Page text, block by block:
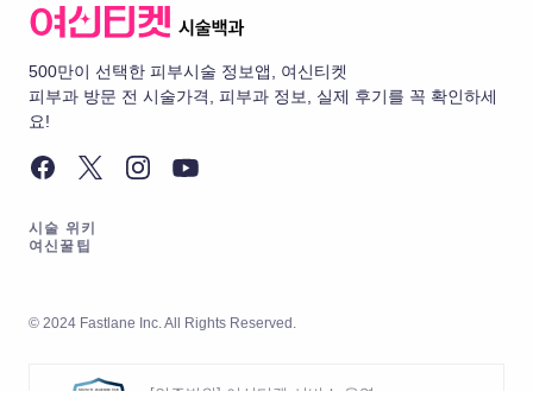
500만이 선택한 피부시술 정보앱, 여신티켓
피부과 방문 전 시술가격, 피부과 정보, 실제 후기를 꼭 확인하세
요!
시술 위키
여신꿀팁
© 2024 Fastlane Inc. All Rights Reserved.
[인증범위] 여신티켓 서비스 운영